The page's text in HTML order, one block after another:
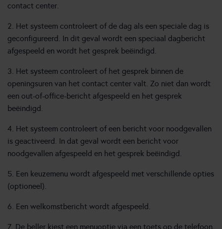
contact center.
2. Het systeem controleert of de dag als een speciale dag is
geconfigureerd. In dit geval wordt een speciaal dagbericht
afgespeeld en wordt het gesprek beëindigd.
3. Het systeem controleert of het gesprek binnen de
openingsuren van het contact center valt. Zo niet dan wordt
een out-of-office-bericht afgespeeld en het gesprek
beëindigd.
4. Het systeem controleert of een bericht voor noodgevallen
is geactiveerd. In dat geval wordt een bericht voor
noodgevallen afgespeeld en het gesprek beëindigd.
5. Een keuzemenu wordt afgespeeld met verschillende opties
(optioneel).
6. Een welkomstbericht wordt afgespeeld.
7. De beller kiest een menuoptie via een toets op de telefoon.